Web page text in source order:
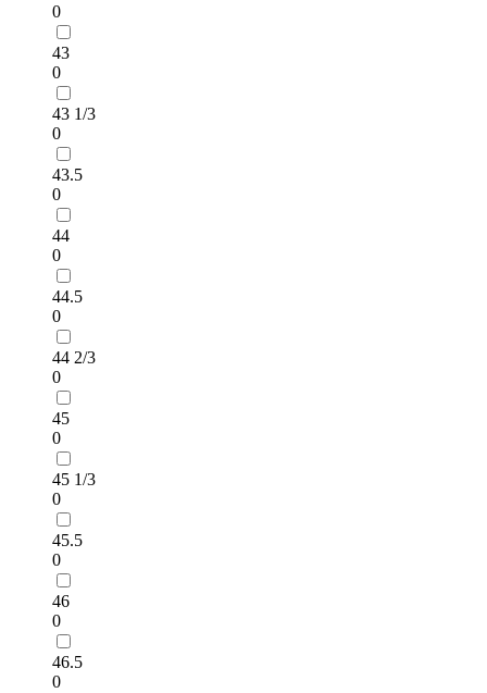
0
43
0
43 1/3
0
43.5
0
44
0
44.5
0
44 2/3
0
45
0
45 1/3
0
45.5
0
46
0
46.5
0